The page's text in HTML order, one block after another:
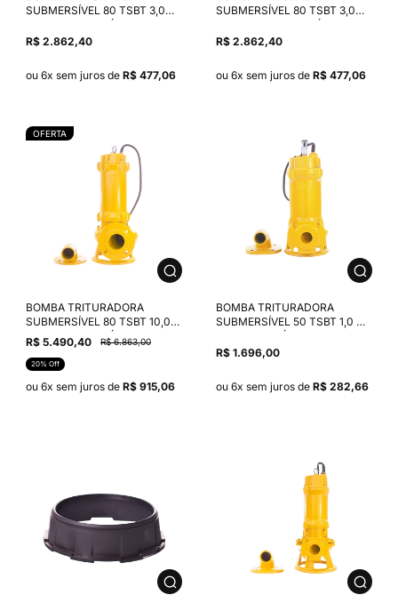
SUBMERSÍVEL 80 TSBT 3,0
CV MOTOR TRIFÁSICO THEBE
380V
R$ 2.862,40
ou 6x sem juros de R$ 477,06
SUBMERSÍVEL 80 TSBT 3,0
CV MOTOR MONOFÁSICO
THEBE 220V
R$ 2.862,40
ou 6x sem juros de R$ 477,06
OFERTA
BOMBA TRITURADORA
SUBMERSÍVEL 80 TSBT 10,0
CV MOTOR TRIFÁSICO THEBE
220V
R$ 5.490,40 R$ 6.863,00
20% Off
ou 6x sem juros de R$ 915,06
BOMBA TRITURADORA
SUBMERSÍVEL 50 TSBT 1,0 CV
MOTOR TRIFÁSICO THEBE
380V
R$ 1.696,00
ou 6x sem juros de R$ 282,66